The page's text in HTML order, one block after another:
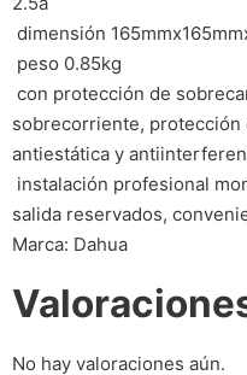
 dimensión
 peso 0.85kg
 con protección de
sobrecorriente, protección
antiestática y
 instalación profesional
salida reservados,
Marca: Dahua
No hay valoraciones aún.